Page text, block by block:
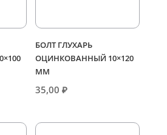
БОЛТ ГЛУХАРЬ
ОЦИНКОВАННЫЙ 10×120
ММ
35,00₽